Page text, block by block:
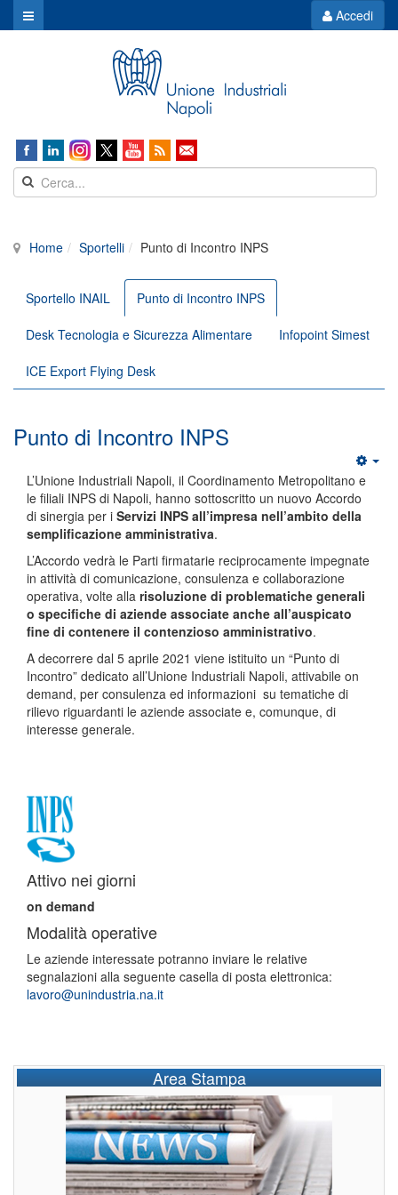
Accedi
Home Sportelli Punto di Incontro INPS
Sportello INAIL Punto di Incontro INPS
Desk Tecnologia e Sicurezza Alimentare Infopoint Simest
ICE Export Flying Desk
Punto di Incontro INPS
L’Unione Industriali Napoli, il Coordinamento Metropolitano e
le filiali INPS di Napoli, hanno sottoscritto un nuovo Accordo
di sinergia per i Servizi INPS all’impresa nell’ambito della
semplificazione amministrativa.
L’Accordo vedrà le Parti firmatarie reciprocamente impegnate
in attività di comunicazione, consulenza e collaborazione
operativa, volte alla risoluzione di problematiche generali
o specifiche di aziende associate anche all’auspicato
fine di contenere il contenzioso amministrativo.
A decorrere dal 5 aprile 2021 viene istituito un “Punto di
Incontro” dedicato all’Unione Industriali Napoli, attivabile on
demand, per consulenza ed informazioni su tematiche di
rilievo riguardanti le aziende associate e, comunque, di
interesse generale.
Attivo nei giorni
on demand
Modalità operative
Le aziende interessate potranno inviare le relative
segnalazioni alla seguente casella di posta elettronica:
lavoro@unindustria.na.it
Area Stampa